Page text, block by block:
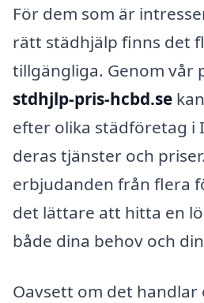
För dem som är
rätt städhjälp finns det
tillgängliga. Genom vår
stdhjlp-pris-hcbd.se
efter olika städföretag i
deras tjänster och
erbjudanden från flera
det lättare att hitta en
både dina behov och
Oavsett om det handlar